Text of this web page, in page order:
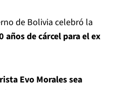
de Bolivia celebró la
años de cárcel para el ex
Evo Morales sea